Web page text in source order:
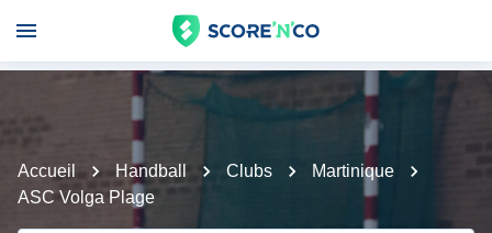
Accueil Handball Clubs
Martinique
ASC Volga Plage